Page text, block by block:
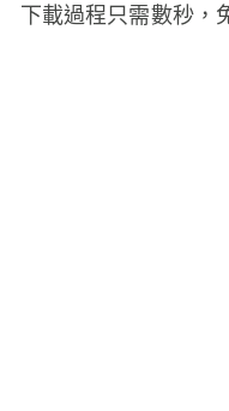
下載過程只需數秒，